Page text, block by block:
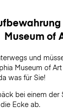
Museum of
und
Museum of
was für Sie!
bei einem der
Ecke ab.